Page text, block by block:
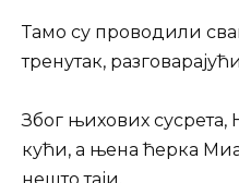
Тамо су проводили
тренутак,
Због њихових сусрета,
кући, а њена ћерка